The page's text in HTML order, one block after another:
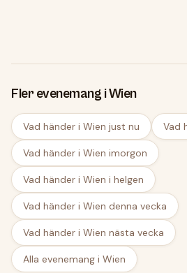
Fler evenemang i Wien
Vad händer i Wien just nu Vad
Vad händer i Wien imorgon
Vad händer i Wien i helgen
Vad händer i Wien denna vecka
Vad händer i Wien nästa vecka
Alla evenemang i Wien